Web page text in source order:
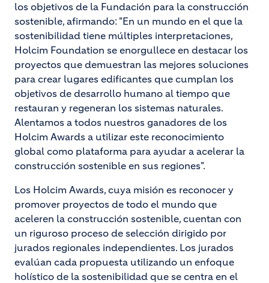
los objetivos de la Fundación para la construcción
sostenible, afirmando: "En un mundo en el que la
sostenibilidad tiene múltiples interpretaciones,
Holcim Foundation se enorgullece en destacar los
proyectos que demuestran las mejores soluciones
para crear lugares edificantes que cumplan los
objetivos de desarrollo humano al tiempo que
restauran y regeneran los sistemas naturales.
Alentamos a todos nuestros ganadores de los
Holcim Awards a utilizar este reconocimiento
global como plataforma para ayudar a acelerar la
construcción sostenible en sus regiones".
Los Holcim Awards, cuya misión es reconocer y
promover proyectos de todo el mundo que
aceleren la construcción sostenible, cuentan con
un riguroso proceso de selección dirigido por
jurados regionales independientes. Los jurados
evalúan cada propuesta utilizando un enfoque
holístico de la sostenibilidad que se centra en el